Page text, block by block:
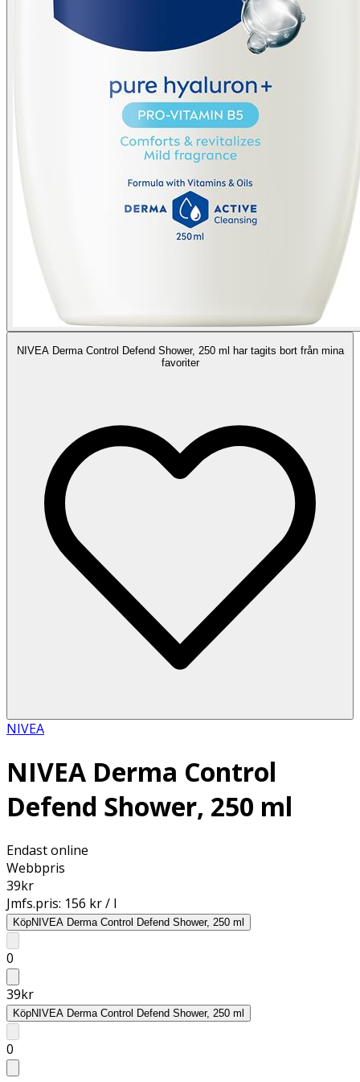
NIVEA Derma Control Defend Shower, 250 ml har tagits bort från mina
favoriter
NIVEA
NIVEA Derma Control
Defend Shower, 250 ml
Endast online
Webbpris
39kr
Jmfs.pris: 156 kr / l
KöpNIVEA Derma Control Defend Shower, 250 ml
0
39kr
KöpNIVEA Derma Control Defend Shower, 250 ml
0